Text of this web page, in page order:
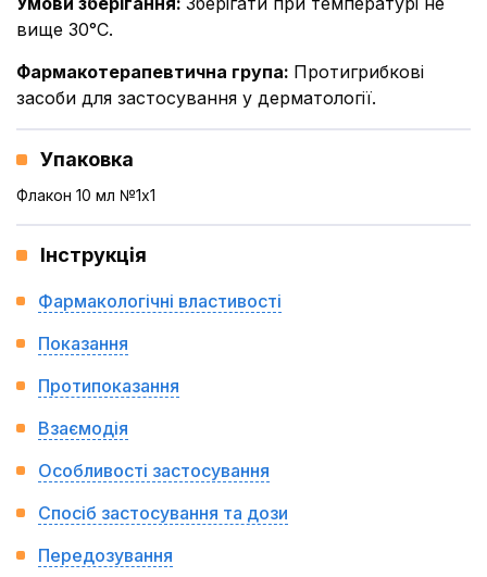
вище 30°С.
Фармакотерапевтична група: Протигрибкові
засоби для застосування у дерматології.
Упаковка
Флакон 10 мл №1x1
Інструкція
Фармакологічні властивості
Показання
Протипоказання
Взаємодія
Особливості застосування
Спосіб застосування та дози
Передозування